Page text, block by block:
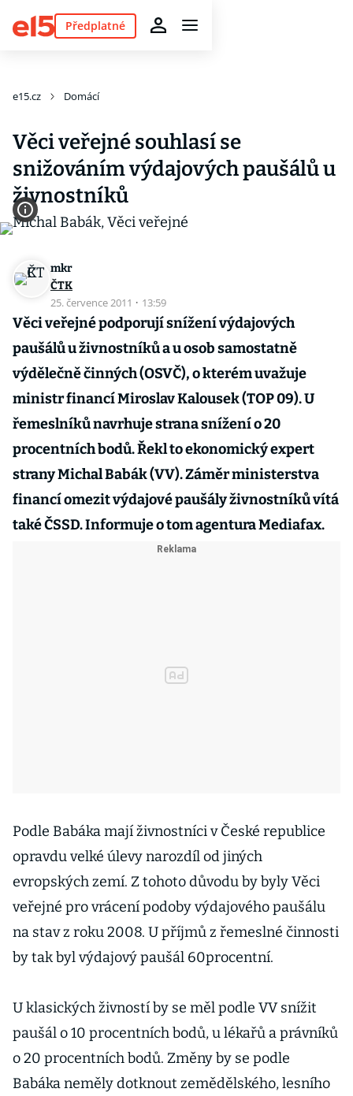
Předplatné
e15.cz Domácí
Věci veřejné souhlasí se
snižováním výdajových paušálů u
živnostníků
mkr
ČTK
25. července 2011 · 13:59
Věci veřejné podporují snížení výdajových
paušálů u živnostníků a u osob samostatně
výdělečně činných (OSVČ), o kterém uvažuje
ministr financí Miroslav Kalousek (TOP 09). U
řemeslníků navrhuje strana snížení o 20
procentních bodů. Řekl to ekonomický expert
strany Michal Babák (VV). Záměr ministerstva
financí omezit výdajové paušály živnostníků vítá
také ČSSD. Informuje o tom agentura Mediafax.
Podle Babáka mají živnostníci v České republice
opravdu velké úlevy narozdíl od jiných
evropských zemí. Z tohoto důvodu by byly Věci
veřejné pro vrácení podoby výdajového paušálu
na stav z roku 2008. U příjmů z řemeslné činnosti
by tak byl výdajový paušál 60procentní.
U klasických živností by se měl podle VV snížit
paušál o 10 procentních bodů, u lékařů a právníků
o 20 procentních bodů. Změny by se podle
Babáka neměly dotknout zemědělského, lesního